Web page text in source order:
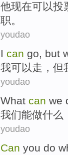
他现在可以投
职。
youdao
I can go, but
我可以走 ， 但
youdao
What can we
我们能做什么
youdao
Can you do